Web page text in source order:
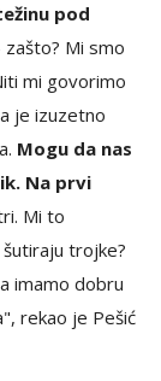
pod
zašto? Mi smo
mi govorimo
je izuzetno
Mogu da nas
Na prvi
Mi to
trojke?
imamo dobru
rekao je Pešić